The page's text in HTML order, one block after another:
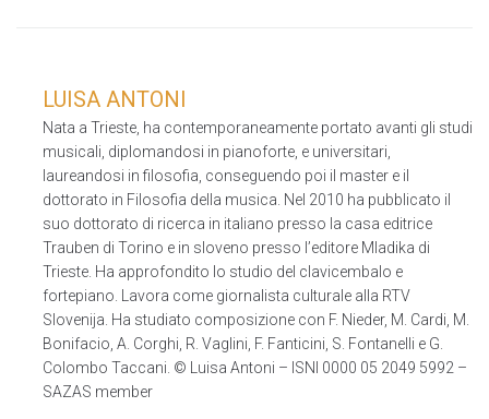
LUISA ANTONI
Nata a Trieste, ha contemporaneamente portato avanti gli studi
musicali, diplomandosi in pianoforte, e universitari,
laureandosi in filosofia, conseguendo poi il master e il
dottorato in Filosofia della musica. Nel 2010 ha pubblicato il
suo dottorato di ricerca in italiano presso la casa editrice
Trauben di Torino e in sloveno presso l’editore Mladika di
Trieste. Ha approfondito lo studio del clavicembalo e
fortepiano. Lavora come giornalista culturale alla RTV
Slovenija. Ha studiato composizione con F. Nieder, M. Cardi, M.
Bonifacio, A. Corghi, R. Vaglini, F. Fanticini, S. Fontanelli e G.
Colombo Taccani. © Luisa Antoni – ISNI 0000 05 2049 5992 –
SAZAS member